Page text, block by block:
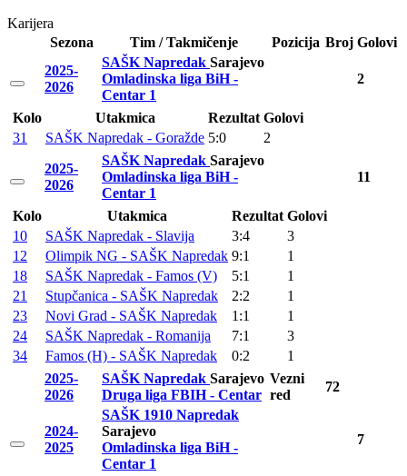
Karijera
Sezona
Tim / Takmičenje Pozicija Broj Golovi
2025-
2026
SAŠK Napredak Sarajevo
Omladinska liga BiH -
Centar 1
2
Kolo Utakmica Rezultat Golovi
31
SAŠK Napredak - Goražde 5:0
2
2025-
2026
SAŠK Napredak Sarajevo
Omladinska liga BiH -
Centar 1
11
Kolo Utakmica Rezultat Golovi
10
SAŠK Napredak - Slavija 3:4
3
12
Olimpik NG - SAŠK Napredak 9:1
1
18
SAŠK Napredak - Famos (V) 5:1
1
21
Stupčanica - SAŠK Napredak 2:2
1
23
Novi Grad - SAŠK Napredak 1:1
1
24
SAŠK Napredak - Romanija 7:1
3
34
Famos (H) - SAŠK Napredak 0:2
1
2025-
2026
SAŠK Napredak Sarajevo
Druga liga FBIH - Centar
Vezni
red
72
2024-
2025
SAŠK 1910 Napredak
Sarajevo
Omladinska liga BiH -
Centar 1
7